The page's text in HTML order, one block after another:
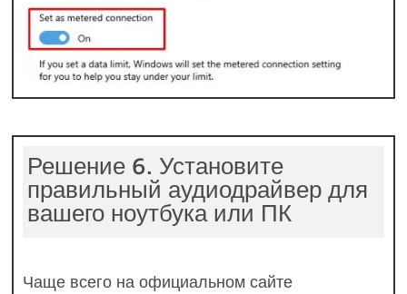
Решение 6. Установите
правильный аудиодрайвер для
вашего ноутбука или ПК
Чаще всего на официальном сайте